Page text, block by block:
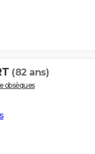
(82 ans)
obsèques